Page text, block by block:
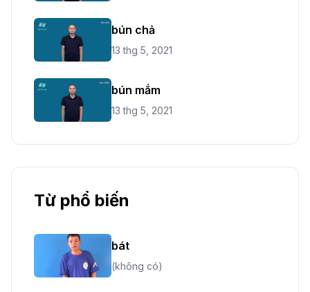
bún chả
13 thg 5, 2021
bún mắm
13 thg 5, 2021
Từ phổ biến
bát
(không có)